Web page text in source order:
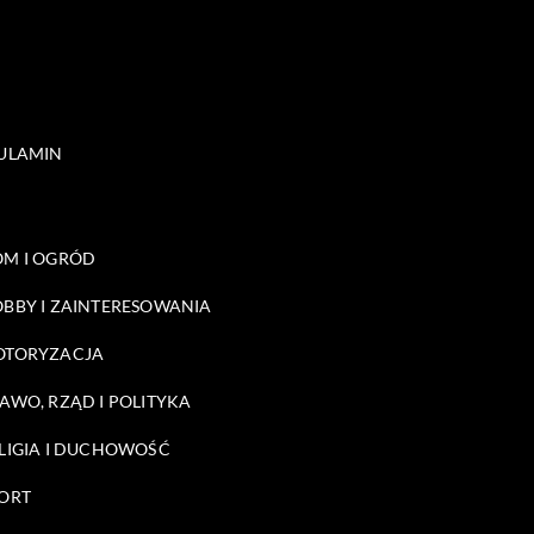
I OGRÓD
I ZAINTERESOWANIA
RZĄD I POLITYKA
I DUCHOWOŚĆ